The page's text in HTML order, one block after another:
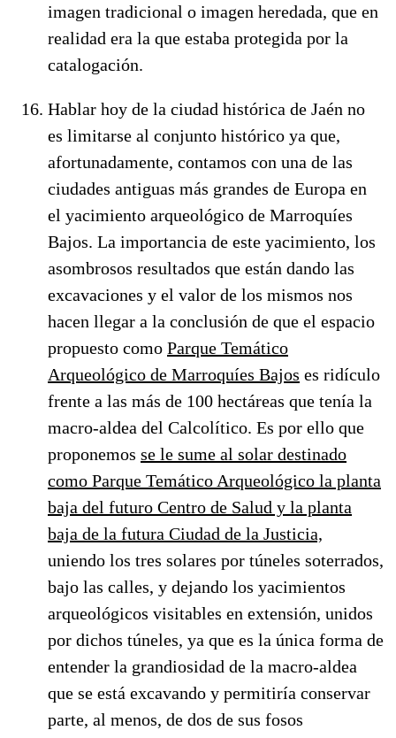
imagen tradicional o imagen heredada, que en
realidad era la que estaba protegida por la
catalogación.
Hablar hoy de la ciudad histórica de Jaén no
es limitarse al conjunto histórico ya que,
afortunadamente, contamos con una de las
ciudades antiguas más grandes de Europa en
el yacimiento arqueológico de Marroquíes
Bajos. La importancia de este yacimiento, los
asombrosos resultados que están dando las
excavaciones y el valor de los mismos nos
hacen llegar a la conclusión de que el espacio
propuesto como Parque Temático
Arqueológico de Marroquíes Bajos es ridículo
frente a las más de 100 hectáreas que tenía la
macro-aldea del Calcolítico. Es por ello que
proponemos se le sume al solar destinado
como Parque Temático Arqueológico la planta
baja del futuro Centro de Salud y la planta
baja de la futura Ciudad de la Justicia,
uniendo los tres solares por túneles soterrados,
bajo las calles, y dejando los yacimientos
arqueológicos visitables en extensión, unidos
por dichos túneles, ya que es la única forma de
entender la grandiosidad de la macro-aldea
que se está excavando y permitiría conservar
parte, al menos, de dos de sus fosos